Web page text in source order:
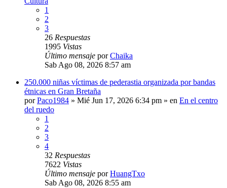
1
2
3
26 Respuestas
1995 Vistas
Último mensaje porChaika
Sab Ago 08, 2026 8:57 am
250.000 niñas víctimas de pederastia organizada por bandas
étnicas en Gran Bretaña
porPaco1984 » Mié Jun 17, 2026 6:34 pm » en En el centro
del ruedo
1
2
3
4
32 Respuestas
7622 Vistas
Último mensaje porHuangTxo
Sab Ago 08, 2026 8:55 am